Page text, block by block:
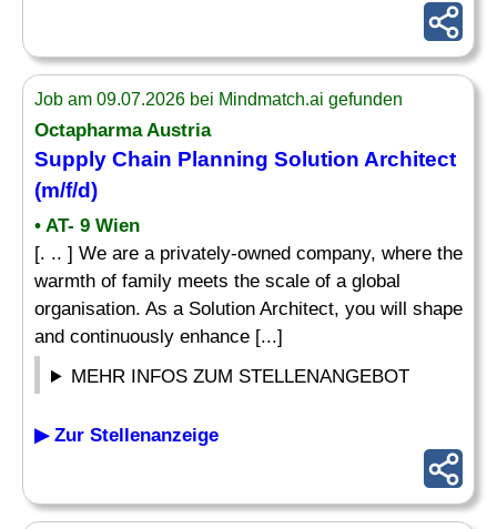
Job am 09.07.2026 bei Mindmatch.ai gefunden
Octapharma Austria
Supply Chain Planning Solution Architect
(m/f/d)
• AT- 9 Wien
[. .. ] We are a privately-owned company, where the
warmth of family meets the scale of a global
organisation. As a Solution Architect, you will shape
and continuously enhance [...]
MEHR INFOS ZUM STELLENANGEBOT
▶ Zur Stellenanzeige